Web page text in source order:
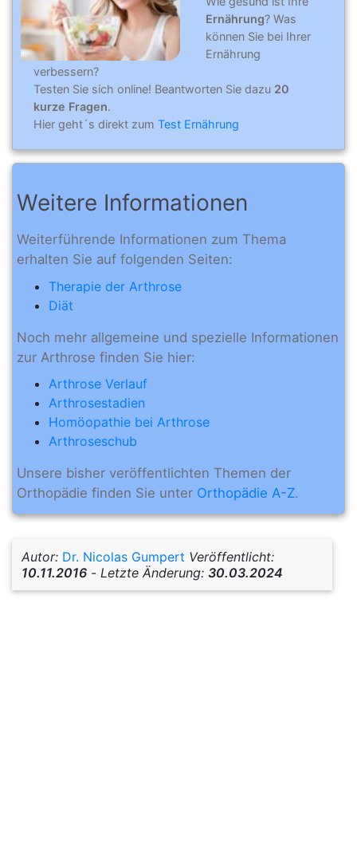
Ernährung? Was
können Sie bei Ihrer
Ernährung
verbessern?
Testen Sie sich online! Beantworten Sie dazu 20
kurze Fragen.
Hier geht´s direkt zum Test Ernährung
Weitere Informationen
Weiterführende Informationen zum Thema
erhalten Sie auf folgenden Seiten:
Therapie der Arthrose
Diät
Noch mehr allgemeine und spezielle Informationen
zur Arthrose finden Sie hier:
Arthrose Verlauf
Arthrosestadien
Homöopathie bei Arthrose
Arthroseschub
Unsere bisher veröffentlichten Themen der
Orthopädie finden Sie unter Orthopädie A-Z.
Autor: Dr. Nicolas Gumpert Veröffentlicht:
10.11.2016 - Letzte Änderung: 30.03.2024